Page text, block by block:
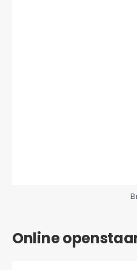
Online